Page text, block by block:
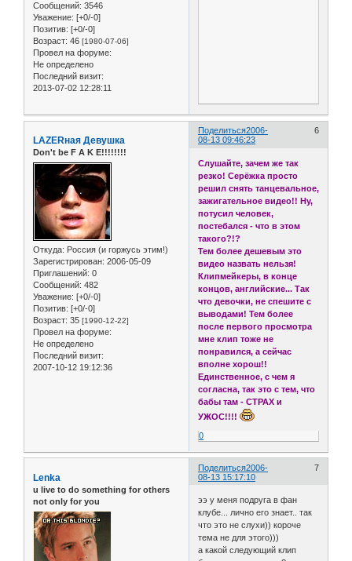
Сообщений: 3546
Уважение: [+0/-0]
Позитив: [+0/-0]
Возраст: 46 [1980-07-06]
Провел на форуме:
Не определено
Последний визит:
2013-07-02 12:28:11
Поделиться 6
2006-
08-13 09:46:23
LAZERная Девушка
Don't be F A K E!!!!!!!!
Откуда: Россия (и горжусь этим!)
Зарегистрирован: 2006-05-09
Приглашений: 0
Сообщений: 482
Уважение: [+0/-0]
Позитив: [+0/-0]
Возраст: 35 [1990-12-22]
Провел на форуме:
Не определено
Последний визит:
2007-10-12 19:12:36
Слушайте, зачем же так
резко! Серёжка просто
решил снять танцевальное,
зажигательное видео!! Ну,
потусил человек,
постебался - что в этом
такого?!?
Тем более дешевым это
видео назвать нельзя!
Клипмейкеры, в конце
концов, английские... Так
что девочки, не спешите с
выводами! Тем более
после первого просмотра
мне клип тоже не
понравился, а сейчас
вполне хорош!!
Единственное, с чем я
согласна, так это с тем, что
бабы там - СТРАХ и
УЖОС!!!!
0
Поделиться 7
2006-
08-13 15:17:10
Lenka
u live to do something for others
not only for you
ээ у меня подруга в фан
клубе... лично его знает.. так
что это не слухи)) короче
тема не для этого)))
а какой следующий клип